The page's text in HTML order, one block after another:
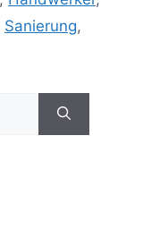
Sanierung,